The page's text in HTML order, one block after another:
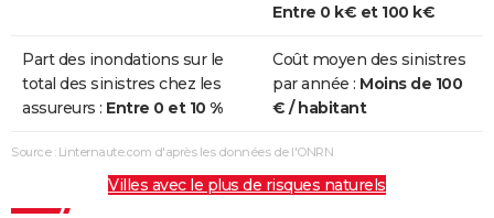
Entre 0 k€ et 100 k€
Part des inondations sur le
total des sinistres chez les
assureurs : Entre 0 et 10 %
Coût moyen des sinistres
par année : Moins de 100
€ / habitant
Source : Linternaute.com d'après les données de l'ONRN
Villes avec le plus de risques naturels